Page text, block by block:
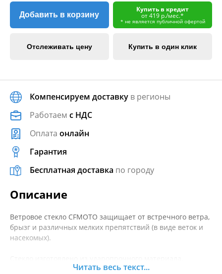
Добавить в корзину
Купить в кредит
от 419 р./мес.*
* не является публичной офертой
Отслеживать цену Купить в один клик
Компенсируем доставку в регионы
Работаем с НДС
Оплата онлайн
Гарантия
Бесплатная доставка по городу
Описание
Ветровое стекло CFMOTO защищает от встречного ветра,
брызг и различных мелких препятствий (в виде веток и
насекомых).
устойчиво к воздействию ультрафиолетовых лучей.
Читать весь текст...